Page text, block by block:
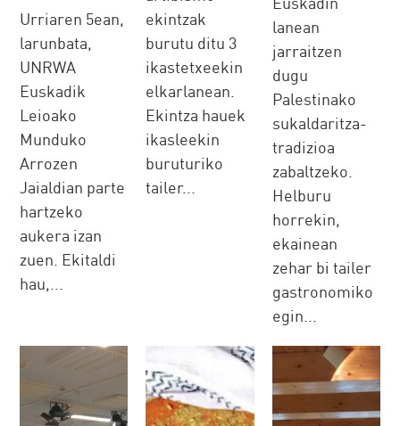
Urriaren 5ean,
larunbata,
UNRWA
Euskadik
Leioako
Munduko
Arrozen
Jaialdian parte
hartzeko
aukera izan
zuen. Ekitaldi
hau,...
ekintzak
burutu ditu 3
ikastetxeekin
elkarlanean.
Ekintza hauek
ikasleekin
buruturiko
tailer...
lanean
jarraitzen
dugu
Palestinako
sukaldaritza-
tradizioa
zabaltzeko.
Helburu
horrekin,
ekainean
zehar bi tailer
gastronomiko
egin...